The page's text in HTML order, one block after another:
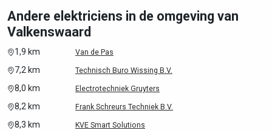
Andere elektriciens in de omgeving van
Valkenswaard
1,9 km Van de Pas
7,2 km Technisch Buro Wissing B.V.
8,0 km Electrotechniek Gruyters
8,2 km Frank Schreurs Techniek B.V.
8,3 km KVE Smart Solutions